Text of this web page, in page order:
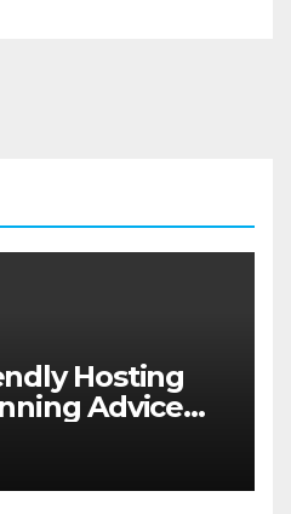
Hosting
Advice
in Coffs